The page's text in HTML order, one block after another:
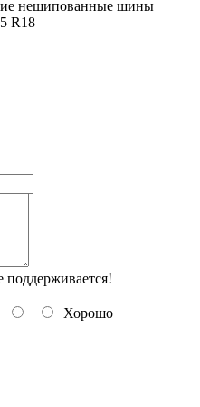
нешипованные шины
R18
поддерживается!
Хорошо